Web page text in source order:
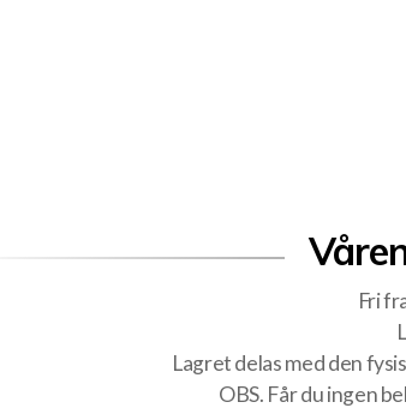
Fri
Lagret delas med den
OBS. Får du ingen